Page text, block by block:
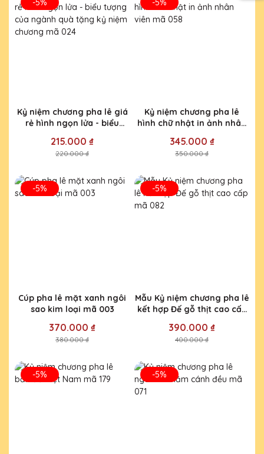
-5%
Kỷ niệm chương pha lê giá
rẻ hình ngọn lửa - biểu
kỷ niệm chương mã 024
215.000 ₫
220.000 ₫
-5%
Kỷ niệm chương pha lê
hình chữ nhật in ảnh nhân
345.000 ₫
350.000 ₫
-5%
Cúp pha lê mặt xanh ngôi
sao kim loại mã 003
370.000 ₫
380.000 ₫
-5%
Mẫu Kỷ niệm chương pha lê
kết hợp Đế gỗ thịt cao cấp
390.000 ₫
400.000 ₫
-5% -5%